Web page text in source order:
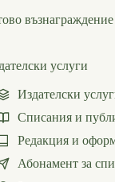
възнаграждение
услуги
Издателски
Списания и
Редакция и
Абонамент за